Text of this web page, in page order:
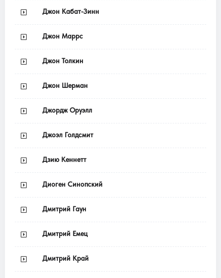
Джон Кабат-Зинн
Джон Маррс
Джон Толкин
Джон Шерман
Джордж Оруэлл
Джоэл Голдсмит
Дзию Кеннетт
Диоген Синопский
Дмитрий Гаун
Дмитрий Емец
Дмитрий Край